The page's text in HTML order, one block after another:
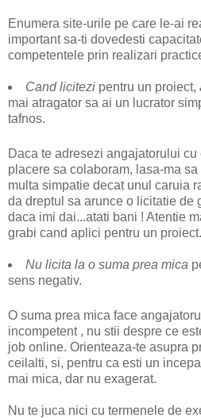
Enumera site-urile pe care le-ai
important sa-ti dovedesti
competentele prin realizari
Cand licitezi pentru un proiect,
mai atragator sa ai un lucrator
tafnos.
Daca te adresezi angajatorului
placere sa colaboram, lasa-ma
multa simpatie decat unul caruia
da dreptul sa arunce o licitatie de
daca imi dai...atati bani ! Atentie
grabi cand aplici pentru un proiect.
Nu licita la o suma prea mica
sens negativ.
O suma prea mica face
incompetent , nu stii despre ce
job online. Orienteaza-te asupra
ceilalti, si, pentru ca esti un
mai mica, dar nu exagerat.
Nu te juca nici cu termenele de